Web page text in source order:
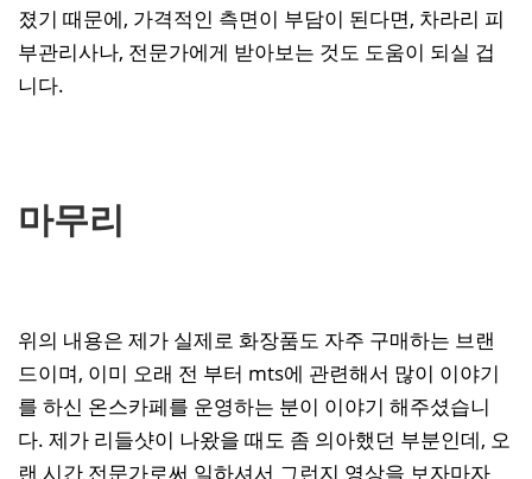
졌기 때문에, 가격적인 측면이 부담이 된다면, 차라리 피
부관리사나, 전문가에게 받아보는 것도 도움이 되실 겁
니다.
마무리
위의 내용은 제가 실제로 화장품도 자주 구매하는 브랜
드이며, 이미 오래 전 부터 mts에 관련해서 많이 이야기
를 하신 온스카페를 운영하는 분이 이야기 해주셨습니
다. 제가 리들샷이 나왔을 때도 좀 의아했던 부분인데, 오
랜 시간 전문가로써 일하셔서 그런지 영상을 보자마자